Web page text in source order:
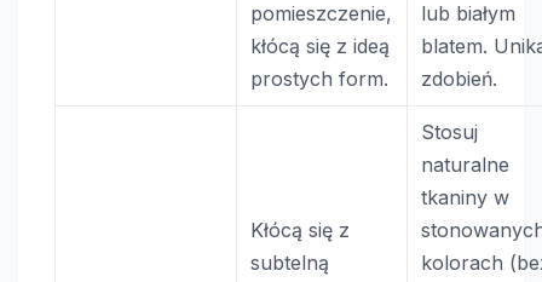
pomieszczenie,
kłócą się z ideą
prostych form.
lub białym
blatem.
zdobień.
Kłócą się z
subtelną
Stosuj
naturalne
tkaniny w
kolorach